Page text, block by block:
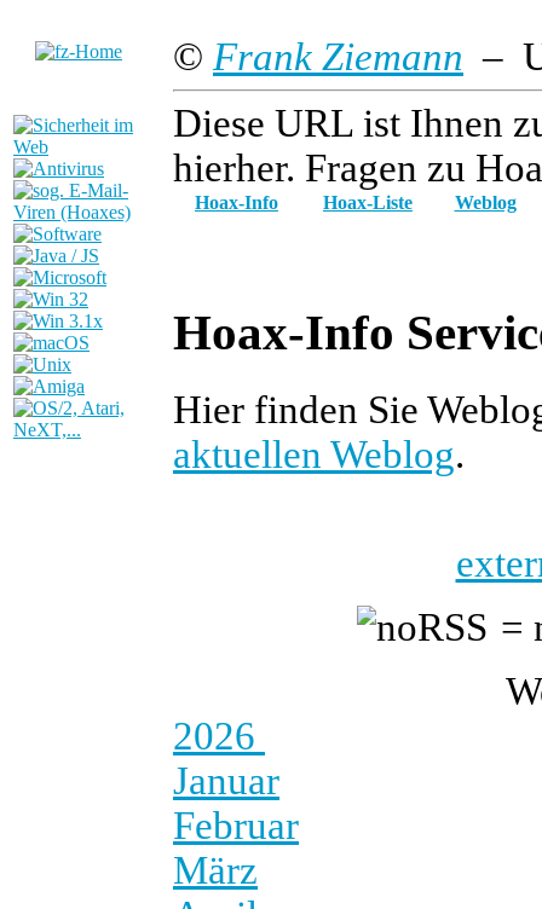
© Frank Ziemann –
Diese URL ist Ihnen
hierher. Fragen zu
Hoax-Info Hoax-Liste Weblog
Hoax-Info
Hier finden Sie
aktuellen Weblog.
=
2026
Januar
Februar
März